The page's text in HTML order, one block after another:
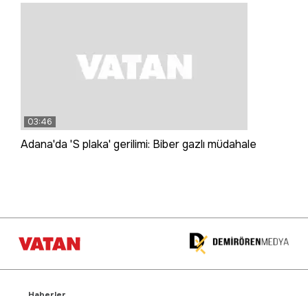
03:46
Adana'da 'S plaka' gerilimi: Biber gazlı müdahale